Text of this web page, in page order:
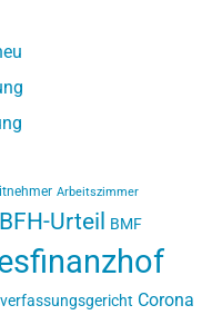
Arbeitszimmer
BFH-Urteil BMF
Corona